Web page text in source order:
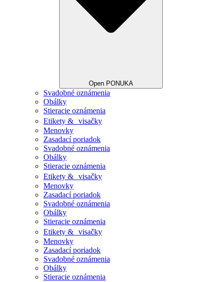
Open PONUKA
Svadobné oznámenia
Obálky
Stieracie oznámenia
Etikety & visačky
Menovky
Zasadací poriadok
Svadobné oznámenia
Obálky
Stieracie oznámenia
Etikety & visačky
Menovky
Zasadací poriadok
Svadobné oznámenia
Obálky
Stieracie oznámenia
Etikety & visačky
Menovky
Zasadací poriadok
Svadobné oznámenia
Obálky
Stieracie oznámenia